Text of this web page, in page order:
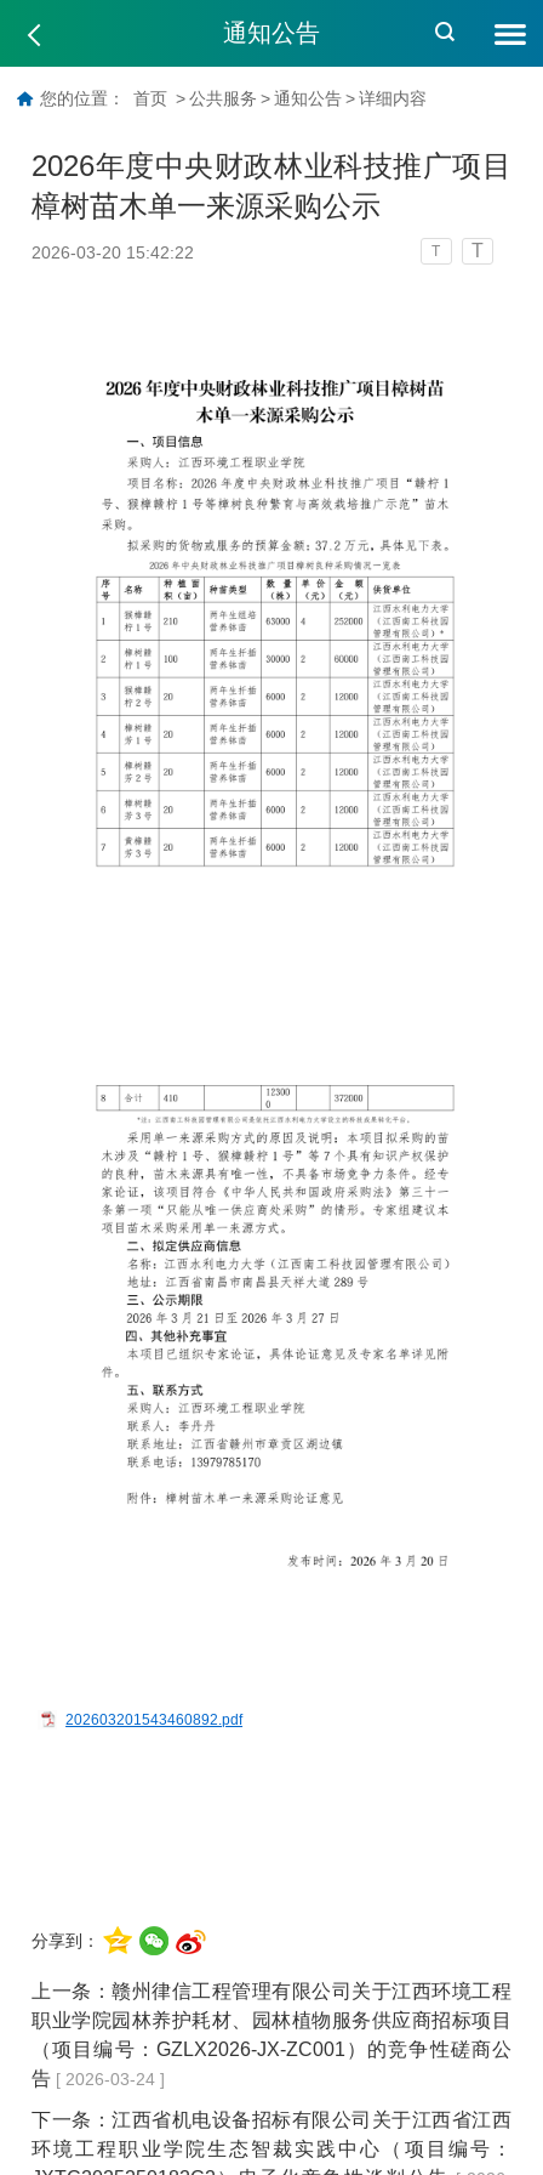
通知公告
您的位置： 首页 > 公共服务 > 通知公告 > 详细内容
2026年度中央财政林业科技推广项目
樟树苗木单一来源采购公示
2026-03-20 15:42:22 T T
202603201543460892.pdf
分享到：
上一条：赣州律信工程管理有限公司关于江西环境工程
职业学院园林养护耗材、园林植物服务供应商招标项目
（项目编号：GZLX2026-JX-ZC001）的竞争性磋商公
告 [ 2026-03-24 ]
下一条：江西省机电设备招标有限公司关于江西省江西
环境工程职业学院生态智裁实践中心（项目编号：